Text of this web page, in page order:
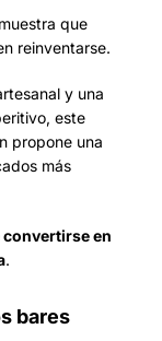
que
reinventarse.
y una
este
propone una
más
en
.
bares